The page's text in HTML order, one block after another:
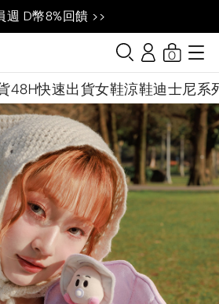
週 D幣8%回饋 >>
48H快速出貨女鞋涼鞋迪士尼系
0